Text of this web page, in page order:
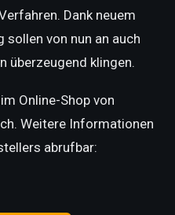
Dank neuem
von nun an auch
überzeugend klingen.
Online-Shop von
Weitere Informationen
abrufbar: